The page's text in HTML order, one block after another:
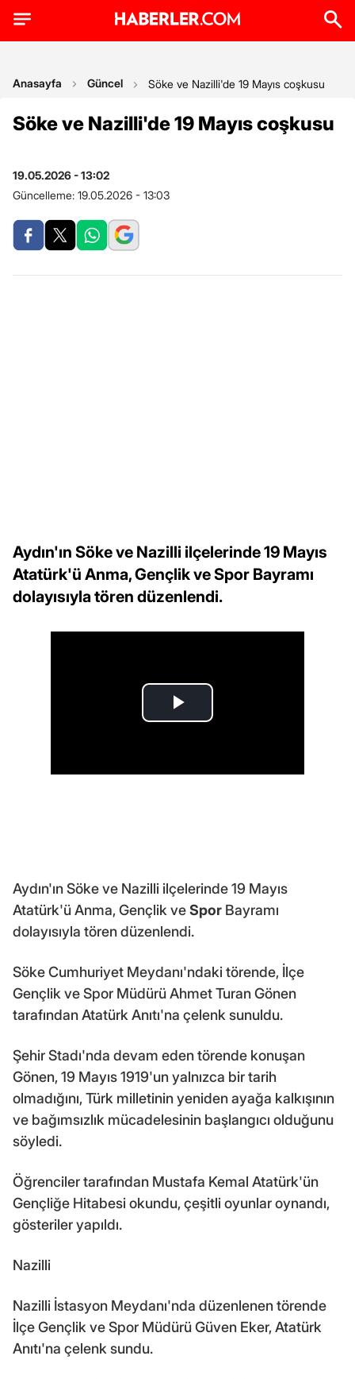
Anasayfa Güncel Söke ve Nazilli'de 19 Mayıs coşkusu
Söke ve Nazilli'de 19 Mayıs coşkusu
19.05.2026 - 13:02
Güncelleme: 19.05.2026 - 13:03
Aydın'ın Söke ve Nazilli ilçelerinde 19 Mayıs
Atatürk'ü Anma, Gençlik ve Spor Bayramı
dolayısıyla tören düzenlendi.
Aydın'ın Söke ve Nazilli ilçelerinde 19 Mayıs
Atatürk'ü Anma, Gençlik veSpor Bayramı
dolayısıyla tören düzenlendi.
Söke Cumhuriyet Meydanı'ndaki törende, İlçe
Gençlik ve Spor Müdürü Ahmet Turan Gönen
tarafından Atatürk Anıtı'na çelenk sunuldu.
Şehir Stadı'nda devam eden törende konuşan
Gönen, 19 Mayıs 1919'un yalnızca bir tarih
olmadığını, Türk milletinin yeniden ayağa kalkışının
ve bağımsızlık mücadelesinin başlangıcı olduğunu
söyledi.
Öğrenciler tarafından Mustafa Kemal Atatürk'ün
Gençliğe Hitabesi okundu, çeşitli oyunlar oynandı,
gösteriler yapıldı.
Nazilli
Nazilli İstasyon Meydanı'nda düzenlenen törende
İlçe Gençlik ve Spor Müdürü Güven Eker, Atatürk
Anıtı'na çelenk sundu.